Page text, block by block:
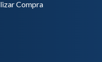
Compra